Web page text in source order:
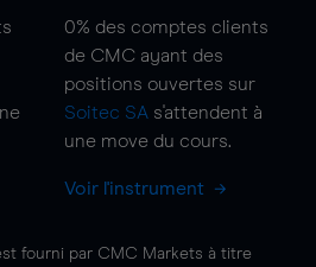
0% des comptes clients
de CMC ayant des
positions ouvertes sur
Soitec SA s'attendent à
une move du cours.
Voir l'instrument
fourni par CMC Markets à titre